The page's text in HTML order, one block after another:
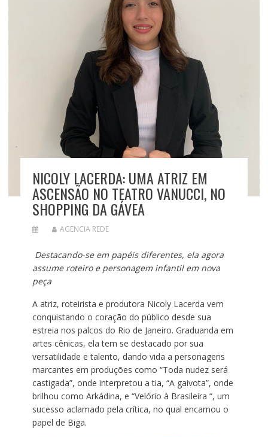
NICOLY LACERDA: UMA ATRIZ EM
ASCENSÃO NO TEATRO VANUCCI, NO
SHOPPING DA GÁVEA
AGENCIA REDE
Destacando-se em papéis diferentes, ela agora
assume roteiro e personagem infantil em nova
peça
A atriz, roteirista e produtora Nicoly Lacerda vem
conquistando o coração do público desde sua
estreia nos palcos do Rio de Janeiro. Graduanda em
artes cênicas, ela tem se destacado por sua
versatilidade e talento, dando vida a personagens
marcantes em produções como “Toda nudez será
castigada”, onde interpretou a tia, “A gaivota”, onde
brilhou como Arkádina, e “Velório à Brasileira “, um
sucesso aclamado pela crítica, no qual encarnou o
papel de Biga.